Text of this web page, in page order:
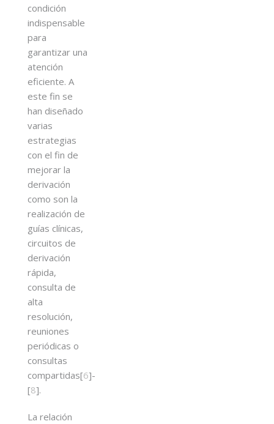
condición
indispensable
para
garantizar una
atención
eficiente. A
este fin se
han diseñado
varias
estrategias
con el fin de
mejorar la
derivación
como son la
realización de
guías clínicas,
circuitos de
derivación
rápida,
consulta de
alta
resolución,
reuniones
periódicas o
consultas
compartidas[6]-
[8].
La relación